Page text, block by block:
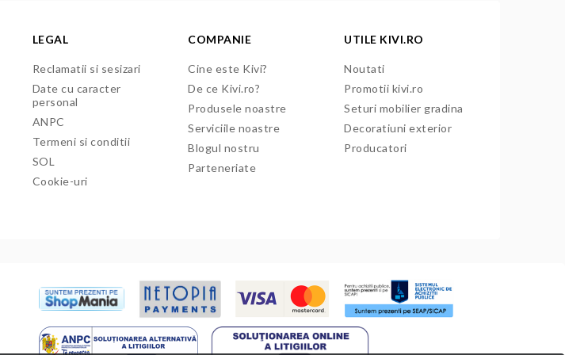
LEGAL
Reclamatii si sesizari
Date cu caracter
personal
ANPC
Termeni si conditii
SOL
Cookie-uri
COMPANIE
Cine este Kivi?
De ce Kivi.ro?
Produsele noastre
Serviciile noastre
Blogul nostru
Parteneriate
UTILE KIVI.RO
Noutati
Promotii kivi.ro
Seturi mobilier gradina
Decoratiuni exterior
Producatori